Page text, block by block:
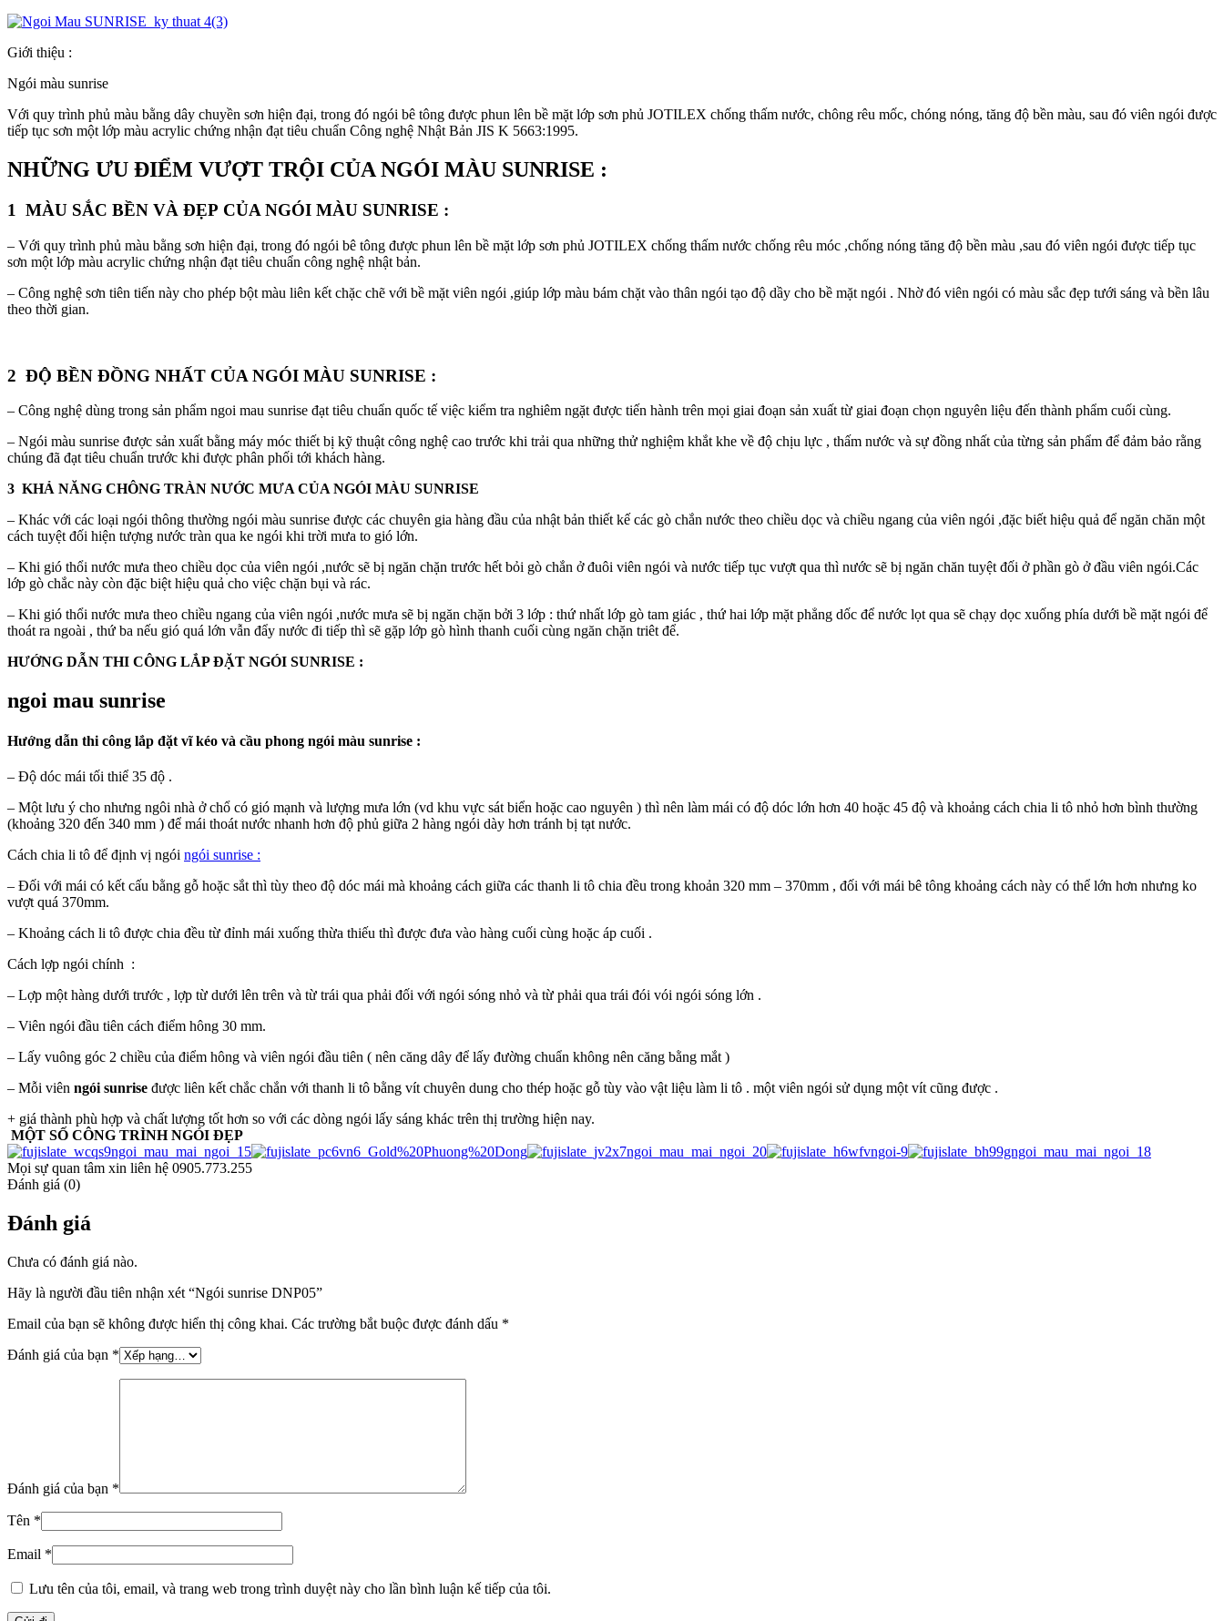
Giới thiệu :
Ngói màu sunrise
Với quy trình phủ màu bằng dây chuyền sơn hiện đại, trong đó ngói bê tông được phun lên bề mặt lớp sơn phủ JOTILEX chống thấm nước, chông rêu mốc, chóng nóng, tăng độ bền màu, sau đó viên ngói được
tiếp tục sơn một lớp màu acrylic chứng nhận đạt tiêu chuẩn Công nghệ Nhật Bản JIS K 5663:1995.
NHỮNG ƯU ĐIỂM VƯỢT TRỘI CỦA NGÓI MÀU SUNRISE :
1 MÀU SẮC BỀN VÀ ĐẸP CỦA NGÓI MÀU SUNRISE :
– Với quy trình phủ màu bằng sơn hiện đại, trong đó ngói bê tông được phun lên bề mặt lớp sơn phủ JOTILEX chống thấm nước chống rêu móc ,chống nóng tăng độ bền màu ,sau đó viên ngói được tiếp tục
sơn một lớp màu acrylic chứng nhận đạt tiêu chuẩn công nghệ nhật bản.
– Công nghệ sơn tiên tiến này cho phép bột màu liên kết chặc chẽ với bề mặt viên ngói ,giúp lớp màu bám chặt vào thân ngói tạo độ dầy cho bề mặt ngói . Nhờ đó viên ngói có màu sắc đẹp tưới sáng và bền lâu
theo thời gian.
2 ĐỘ BỀN ĐỒNG NHẤT CỦA NGÓI MÀU SUNRISE :
– Công nghệ dùng trong sản phẩm ngoi mau sunrise đạt tiêu chuẩn quốc tế việc kiểm tra nghiêm ngặt được tiến hành trên mọi giai đoạn sản xuất từ giai đoạn chọn nguyên liệu đến thành phẩm cuối cùng.
– Ngói màu sunrise được sản xuất bằng máy móc thiết bị kỹ thuật công nghệ cao trước khi trải qua những thử nghiệm khắt khe về độ chịu lực , thấm nước và sự đồng nhất của từng sản phẩm để đảm bảo rằng
chúng đã đạt tiêu chuẩn trước khi được phân phối tới khách hàng.
3 KHẢ NĂNG CHÔNG TRÀN NƯỚC MƯA CỦA NGÓI MÀU SUNRISE
– Khác với các loại ngói thông thường ngói màu sunrise được các chuyên gia hàng đầu của nhật bản thiết kế các gò chắn nước theo chiều dọc và chiều ngang của viên ngói ,đặc biết hiệu quả để ngăn chăn một
cách tuyệt đối hiện tượng nước tràn qua ke ngói khi trời mưa to gió lớn.
– Khi gió thổi nước mưa theo chiều dọc của viên ngói ,nước sẽ bị ngăn chặn trước hết bỏi gò chắn ở đuôi viên ngói và nước tiếp tục vượt qua thì nước sẽ bị ngăn chăn tuyệt đối ở phần gò ở đầu viên ngói.Các
lớp gò chắc này còn đặc biệt hiệu quả cho việc chặn bụi và rác.
– Khi gió thổi nước mưa theo chiều ngang của viên ngói ,nước mưa sẽ bị ngăn chặn bởi 3 lớp : thứ nhất lớp gò tam giác , thứ hai lớp mặt phẳng dốc để nước lọt qua sẽ chạy dọc xuống phía dưới bề mặt ngói để
thoát ra ngoài , thứ ba nếu gió quá lớn vẫn đẩy nước đi tiếp thì sẽ gặp lớp gò hình thanh cuối cùng ngăn chặn triêt để.
HƯỚNG DẪN THI CÔNG LẮP ĐẶT NGÓI SUNRISE :
ngoi mau sunrise
Hướng dẫn thi công lắp đặt vĩ kéo và cầu phong ngói màu sunrise :
– Độ dóc mái tối thiể 35 độ .
– Một lưu ý cho nhưng ngôi nhà ở chổ có gió mạnh và lượng mưa lớn (vd khu vực sát biển hoặc cao nguyên ) thì nên làm mái có độ dóc lớn hơn 40 hoặc 45 độ và khoảng cách chia li tô nhỏ hơn bình thường
(khoảng 320 đến 340 mm ) để mái thoát nước nhanh hơn độ phủ giữa 2 hàng ngói dày hơn tránh bị tạt nước.
Cách chia li tô để định vị ngói ngói sunrise :
– Đối với mái có kết cấu bằng gỗ hoặc sắt thì tùy theo độ dóc mái mà khoảng cách giữa các thanh li tô chia đều trong khoản 320 mm – 370mm , đối với mái bê tông khoảng cách này có thể lớn hơn nhưng ko
vượt quá 370mm.
– Khoảng cách li tô được chia đều từ đỉnh mái xuống thừa thiếu thì được đưa vào hàng cuối cùng hoặc áp cuối .
Cách lợp ngói chính :
– Lợp một hàng dưới trước , lợp từ dưới lên trên và từ trái qua phải đối với ngói sóng nhỏ và từ phải qua trái đói vói ngói sóng lớn .
– Viên ngói đầu tiên cách điểm hông 30 mm.
– Lấy vuông góc 2 chiều của điểm hông và viên ngói đầu tiên ( nên căng dây để lấy đường chuẩn không nên căng bằng mắt )
– Mỗi viên ngói sunrise được liên kết chắc chắn với thanh li tô bằng vít chuyên dung cho thép hoặc gỗ tùy vào vật liệu làm li tô . một viên ngói sử dụng một vít cũng được .
+ giá thành phù hợp và chất lượng tốt hơn so với các dòng ngói lấy sáng khác trên thị trường hiện nay.
MỘT SỐ CÔNG TRÌNH NGÓI ĐẸP
Mọi sự quan tâm xin liên hệ 0905.773.255
Đánh giá (0)
Đánh giá
Chưa có đánh giá nào.
Hãy là người đầu tiên nhận xét “Ngói sunrise DNP05”
Email của bạn sẽ không được hiển thị công khai. Các trường bắt buộc được đánh dấu *
Đánh giá của bạn *
Đánh giá của bạn *
Tên *
Email *
Lưu tên của tôi, email, và trang web trong trình duyệt này cho lần bình luận kế tiếp của tôi.